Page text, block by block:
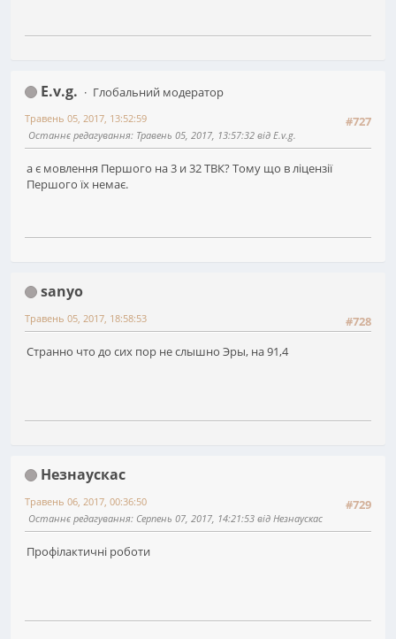
E.v.g.
Глобальний модератор
#727
Травень 05, 2017, 13:52:59
Останнє редагування: Травень 05, 2017, 13:57:32 від E.v.g.
а є мовлення Першого на 3 и 32 ТВК? Тому що в ліцензії
Першого їх немає.
sanyo
#728
Травень 05, 2017, 18:58:53
Странно что до сих пор не слышно Эры, на 91,4
Незнаускас
#729
Травень 06, 2017, 00:36:50
Останнє редагування: Серпень 07, 2017, 14:21:53 від Незнаускас
Профілактичні роботи